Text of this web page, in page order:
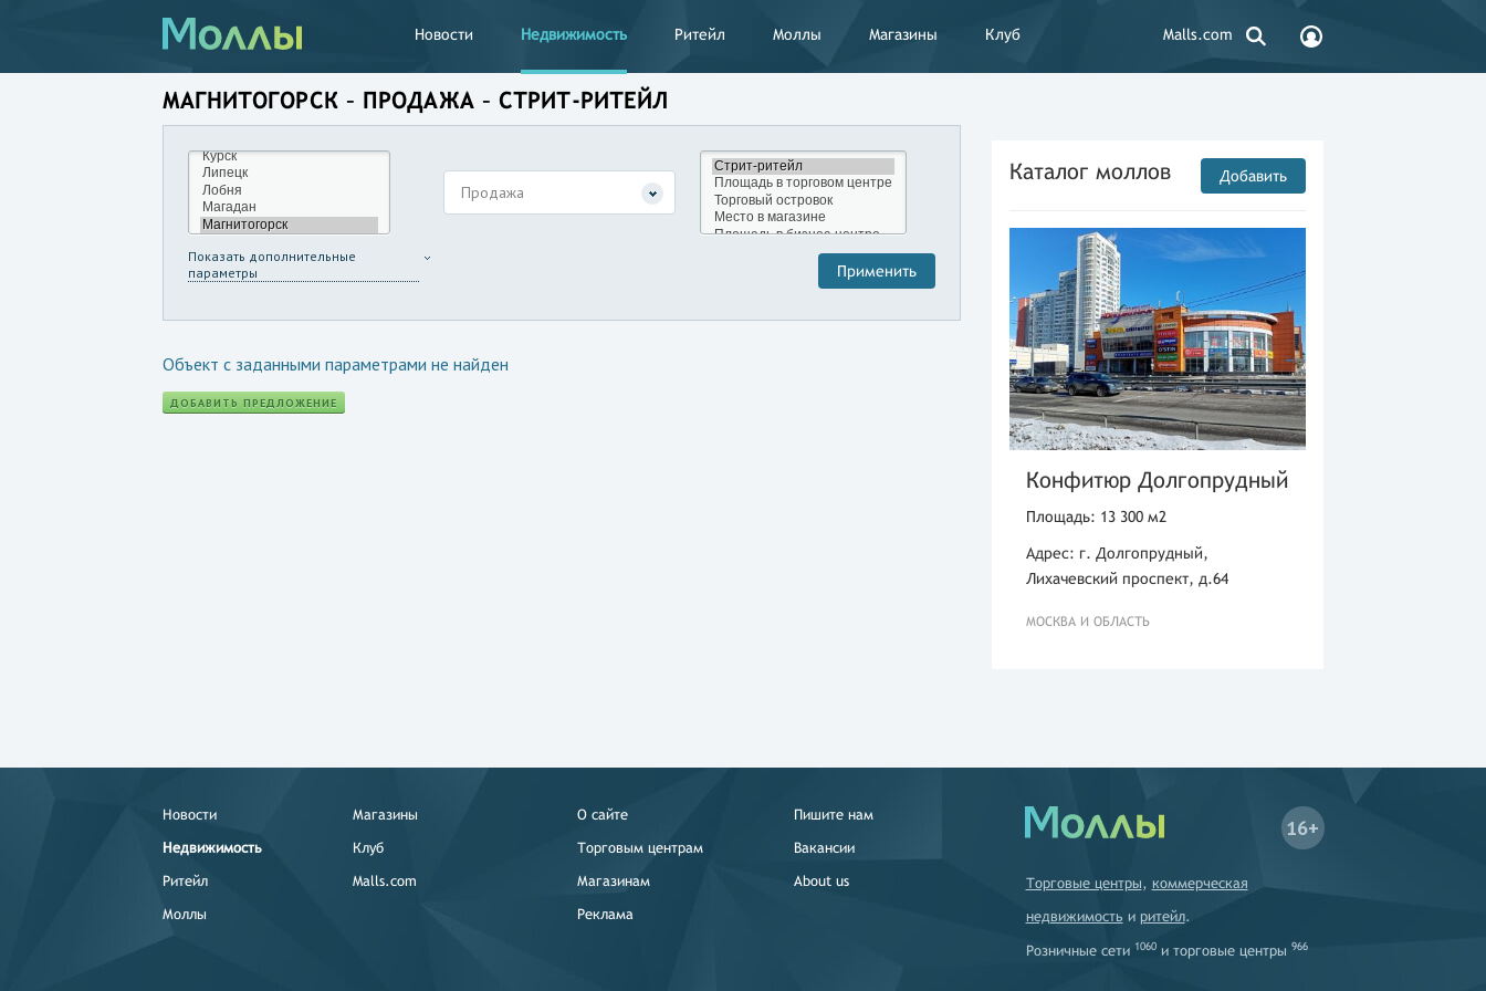
Новости Недвижимость Ритейл Моллы Магазины Клуб Malls.com
МАГНИТОГОРСК – ПРОДАЖА – СТРИТ-РИТЕЙЛ
Продажа
Показать дополнительные
параметры
Объект с заданными параметрами не найден
ДОБАВИТЬ ПРЕДЛОЖЕНИЕ
Каталог моллов Добавить
Конфитюр Долгопрудный
Площадь: 13 300 м2
Адрес: г. Долгопрудный,
Лихачевский проспект, д.64
МОСКВА И ОБЛАСТЬ
Новости
Недвижимость
Ритейл
Моллы
Магазины
Клуб
Malls.com
О сайте
Торговым центрам
Магазинам
Реклама
Пишите нам
Вакансии
About us
16+
Торговые центры, коммерческая
недвижимость и ритейл.
Розничные сети 1060и торговые центры 966